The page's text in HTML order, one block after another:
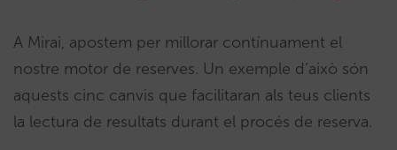
A Mirai, apostem per millorar contínuament el
nostre motor de reserves. Un exemple d’això són
aquests cinc canvis que facilitaran als teus clients
la lectura de resultats durant el procés de reserva.